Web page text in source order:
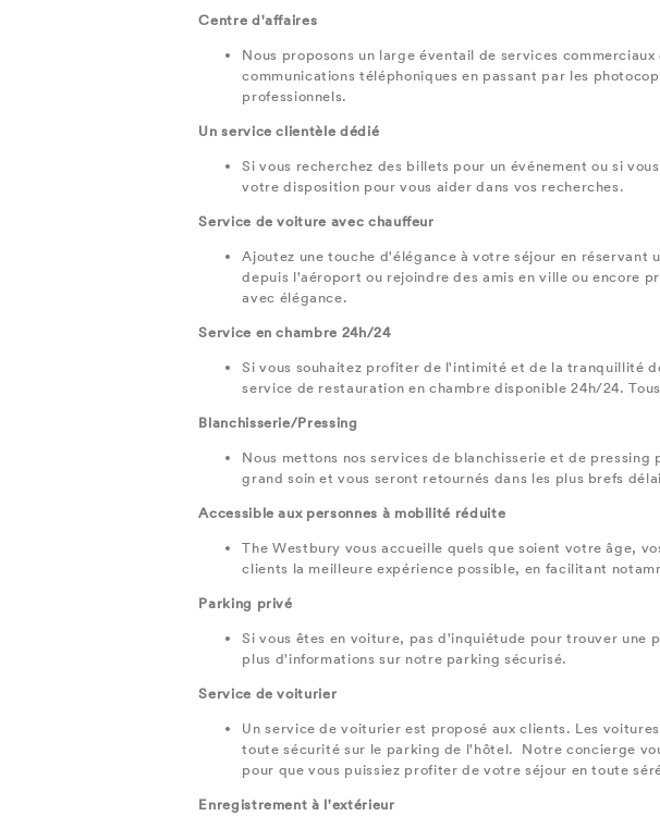
Centre d'affaires
Nous proposons un large éventail de services
communications téléphoniques en passant par les
professionnels.
Un service clientèle dédié
Si vous recherchez des billets pour un événement ou si
votre disposition pour vous aider dans vos recherches.
Service de voiture avec chauffeur
Ajoutez une touche d'élégance à votre séjour en réservant
depuis l'aéroport ou rejoindre des amis en ville ou encore
avec élégance.
Service en chambre 24h/24
Si vous souhaitez profiter de l'intimité et de la tranquillité
service de restauration en chambre disponible 24h/24.
Blanchisserie/Pressing
Nous mettons nos services de blanchisserie et de
grand soin et vous seront retournés dans les plus brefs
Accessible aux personnes à mobilité réduite
The Westbury vous accueille quels que soient votre âge,
clients la meilleure expérience possible, en facilitant
Parking privé
Si vous êtes en voiture, pas d'inquiétude pour trouver
plus d'informations sur notre parking sécurisé.
Service de voiturier
Un service de voiturier est proposé aux clients. Les
toute sécurité sur le parking de l'hôtel. Notre concierge
pour que vous puissiez profiter de votre séjour en toute
Enregistrement à l'extérieur